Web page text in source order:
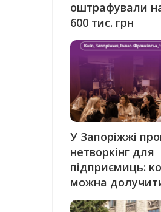
оштрафували
600 тис. грн
У Запоріжжі
нетворкінг для
підприємиць:
можна